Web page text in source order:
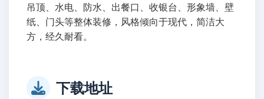
吊顶、水电、防水、出餐口、收银台、形象墙、壁
纸、门头等整体装修，风格倾向于现代，简洁大
方，经久耐看。
下载地址